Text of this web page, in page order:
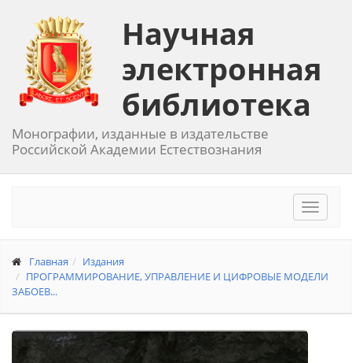
Научная
электронная
библиотека
Монографии, изданные в издательстве
Российской Академии Естествознания
Toggle
Главная
Издания
ПРОГРАММИРОВАНИЕ, УПРАВЛЕНИЕ И ЦИФРОВЫЕ МОДЕЛИ
ЗАБОЕВ...